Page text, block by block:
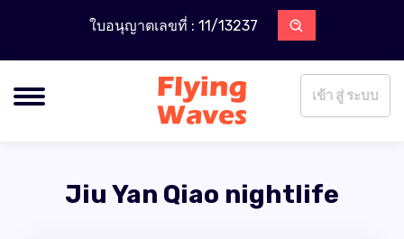
ใบอนุญาตเลขที่ : 11/13237
เข้า สู่ ระบบ
Jiu Yan Qiao nightlife